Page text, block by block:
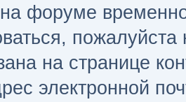
на форуме
на странице
электронной